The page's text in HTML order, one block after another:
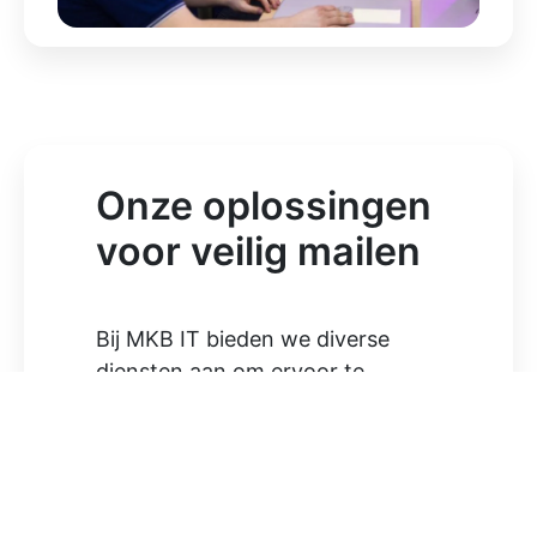
Onze oplossingen
voor veilig mailen
Bij MKB IT bieden we diverse
diensten aan om ervoor te